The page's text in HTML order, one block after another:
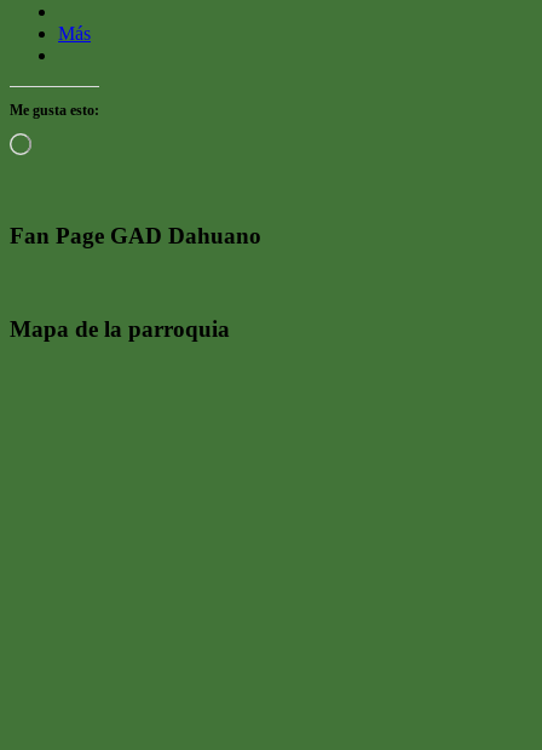
Más
Me gusta esto:
Cargando...
Fan Page GAD Dahuano
Mapa de la parroquia